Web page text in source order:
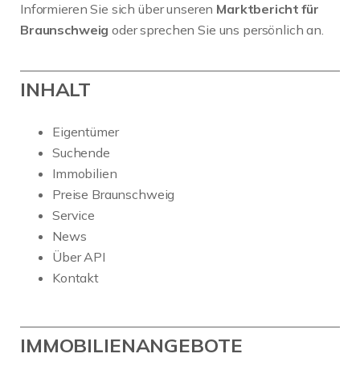
Informieren Sie sich über unseren Marktbericht für
Braunschweig oder sprechen Sie uns persönlich an.
INHALT
Eigentümer
Suchende
Immobilien
Preise Braunschweig
Service
News
Über API
Kontakt
IMMOBILIENANGEBOTE